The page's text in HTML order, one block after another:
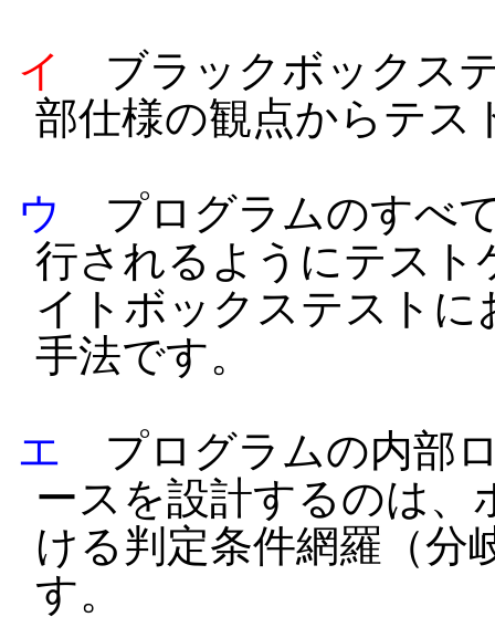
イ
ブラックボックス
部仕様の観点からテス
ウ
プログラムのすべ
行されるようにテスト
イトボックステスト
手法です。
エ プログラムの内部
ースを設計するのは
ける判定条件網羅（分
す。